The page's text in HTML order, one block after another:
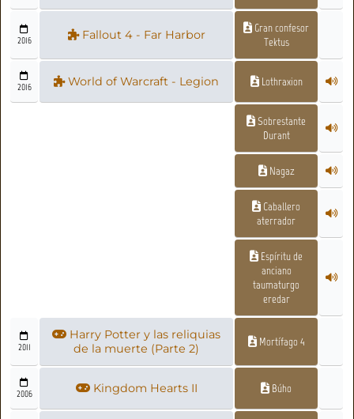
2016 Fallout 4 - Far Harbor
Gran confesor
Tektus
2016 World of Warcraft - Legion Lothraxion
Sobrestante
Durant
Nagaz
Caballero
aterrador
Espíritu de
anciano
taumaturgo
eredar
2011
Harry Potter y las reliquias
de la muerte (Parte 2)
Mortífago 4
2006 Kingdom Hearts II Búho